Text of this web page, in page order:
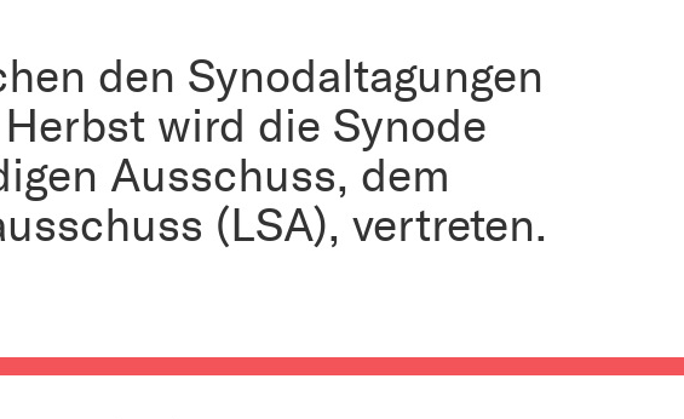
den Synodaltagungen
wird die Synode
Ausschuss, dem
(LSA), vertreten.